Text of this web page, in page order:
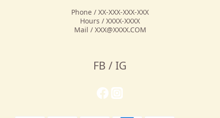
Phone / XX-XXX-XXX-XXX
Hours / XXXX-XXXX
Mail / XXX@XXXX.COM
FB / IG